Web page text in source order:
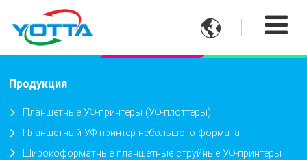

Продукция
Планшетные УФ-принтеры (УФ-плоттеры)
Планшетный УФ-принтер небольшого формата
Широкоформатные планшетные струйные УФ-принтеры